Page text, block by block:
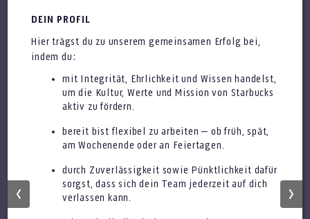
DEIN PROFIL
Hier trägst du zu unserem gemeinsamen Erfolg bei,
indem du:
mit Integrität, Ehrlichkeit und Wissen handelst,
um die Kultur, Werte und Mission von Starbucks
aktiv zu fördern.
bereit bist flexibel zu arbeiten – ob früh, spät,
am Wochenende oder an Feiertagen.
durch Zuverlässigkeit sowie Pünktlichkeit dafür
sorgst, dass sich dein Team jederzeit auf dich
verlassen kann.
Assistant Store Manager (m/w/d)